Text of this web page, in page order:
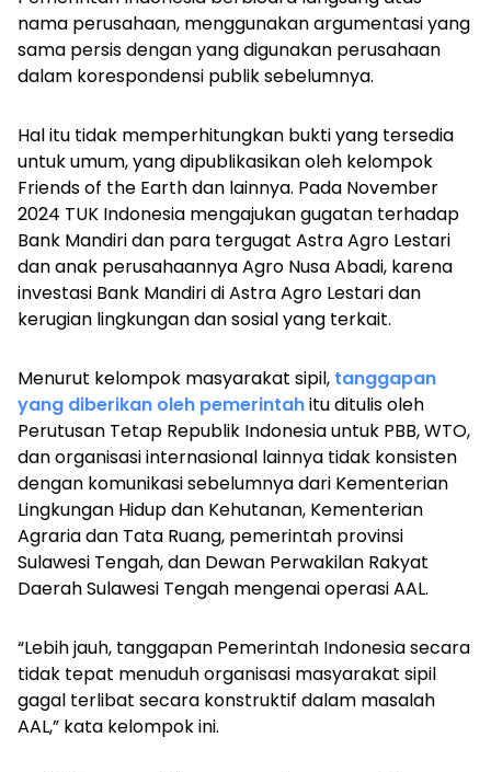
nama perusahaan, menggunakan argumentasi yang
sama persis dengan yang digunakan perusahaan
dalam korespondensi publik sebelumnya.
Hal itu tidak memperhitungkan bukti yang tersedia
untuk umum, yang dipublikasikan oleh kelompok
Friends of the Earth dan lainnya. Pada November
2024 TUK Indonesia mengajukan gugatan terhadap
Bank Mandiri dan para tergugat Astra Agro Lestari
dan anak perusahaannya Agro Nusa Abadi, karena
investasi Bank Mandiri di Astra Agro Lestari dan
kerugian lingkungan dan sosial yang terkait.
Menurut kelompok masyarakat sipil, tanggapan
yang diberikan oleh pemerintahitu ditulis oleh
Perutusan Tetap Republik Indonesia untuk PBB, WTO,
dan organisasi internasional lainnya tidak konsisten
dengan komunikasi sebelumnya dari Kementerian
Lingkungan Hidup dan Kehutanan, Kementerian
Agraria dan Tata Ruang, pemerintah provinsi
Sulawesi Tengah, dan Dewan Perwakilan Rakyat
Daerah Sulawesi Tengah mengenai operasi AAL.
“Lebih jauh, tanggapan Pemerintah Indonesia secara
tidak tepat menuduh organisasi masyarakat sipil
gagal terlibat secara konstruktif dalam masalah
AAL,” kata kelompok ini.